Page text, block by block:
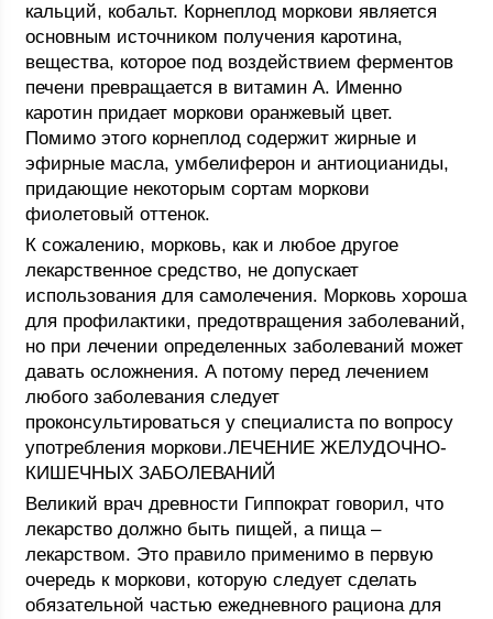
кальций, кобальт. Корнеплод моркови является
основным источником получения каротина,
вещества, которое под воздействием ферментов
печени превращается в витамин А. Именно
каротин придает моркови оранжевый цвет.
Помимо этого корнеплод содержит жирные и
эфирные масла, умбелиферон и антиоцианиды,
придающие некоторым сортам моркови
фиолетовый оттенок.
К сожалению, морковь, как и любое другое
лекарственное средство, не допускает
использования для самолечения. Морковь хороша
для профилактики, предотвращения заболеваний,
но при лечении определенных заболеваний может
давать осложнения. А потому перед лечением
любого заболевания следует
проконсультироваться у специалиста по вопросу
употребления моркови.ЛЕЧЕНИЕ ЖЕЛУДОЧНО-
КИШЕЧНЫХ ЗАБОЛЕВАНИЙ
Великий врач древности Гиппократ говорил, что
лекарство должно быть пищей, а пища –
лекарством. Это правило применимо в первую
очередь к моркови, которую следует сделать
обязательной частью ежедневного рациона для